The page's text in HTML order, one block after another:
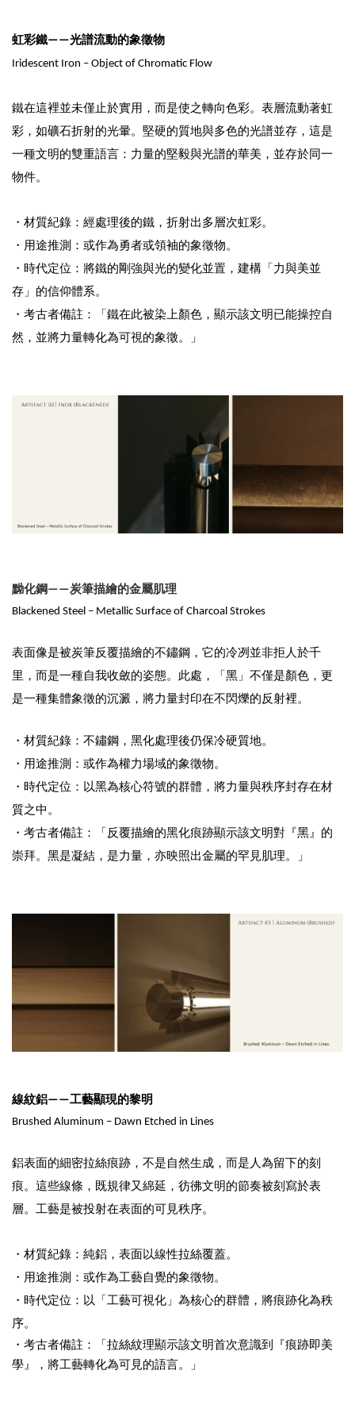
虹彩鐵——光譜流動的象徵物
Iridescent Iron – Object of Chromatic Flow
鐵在這裡並未僅止於實用，而是使之轉向色彩。表層流動著虹
彩，如礦石折射的光暈。堅硬的質地與多色的光譜並存，這是
一種文明的雙重語言：力量的堅毅與光譜的華美，並存於同一
物件。
・材質紀錄：經處理後的鐵，折射出多層次虹彩。
・ 用途推測：或作為勇者或領袖的象徵物。
・ 時代定位：將鐵的剛強與光的變化並置，建構「力與美並
存」的信仰體系。
・ 考古者備註：「鐵在此被染上顏色，顯示該文明已能操控自
然，並將力量轉化為可視的象徵。」
黝化鋼——炭筆描繪的金屬肌理
Blackened Steel – Metallic Surface of Charcoal Strokes
表面像是被炭筆反覆描繪的不鏽鋼，它的冷冽並非拒人於千
里，而是一種自我收斂的姿態。此處，「黑」不僅是顏色，更
是一種集體象徵的沉澱，將力量封印在不閃爍的反射裡。
・材質紀錄：不鏽鋼，黑化處理後仍保冷硬質地。
・用途推測：或作為權力場域的象徵物。
・時代定位：以黑為核心符號的群體，將力量與秩序封存在材
質之中。
・考古者備註：「反覆描繪的黑化痕跡顯示該文明對『黑』的
崇拜。黑是凝結，是力量，亦映照出金屬的罕見肌理。」
線紋鋁——工藝顯現的黎明
Brushed Aluminum – Dawn Etched in Lines
鋁表面的細密拉絲痕跡，不是自然生成，而是人為留下的刻
痕。這些線條，既規律又綿延，彷彿文明的節奏被刻寫於表
層。工藝是被投射在表面的可見秩序。
・材質紀錄：純鋁，表面以線性拉絲覆蓋。
・用途推測：或作為工藝自覺的象徵物。
・時代定位：以「工藝可視化」為核心的群體，將痕跡化為秩
序。
・考古者備註：「拉絲紋理顯示該文明首次意識到『痕跡即美
學』，將工藝轉化為可見的語言。」